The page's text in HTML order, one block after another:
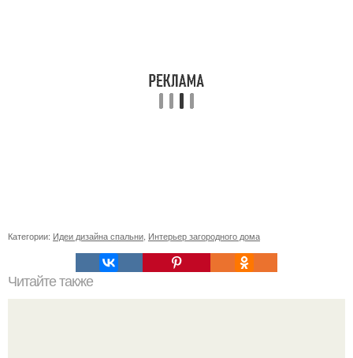
Категории: Идеи дизайна спальни Интерьер загородного дома
Читайте также